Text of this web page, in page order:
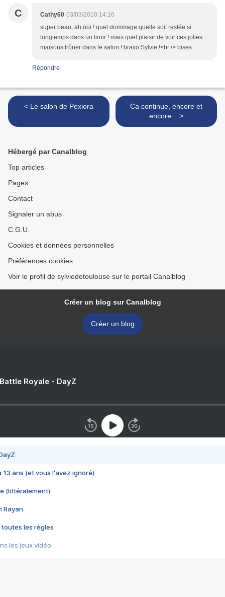
C Cathy60 03/03/2010 14:16
super beau, ah oui ! quel dommage quelle soit restée si
longtemps dans un tiroir ! mais quel plaisir de voir ces jolies
maisons trôner dans le salon ! bravo Sylvie !<br /> bises
Répondre
< Le salon de Pexiora
Ca continue, encore et
encore... >
Hébergé par Canalblog
Top articles
Pages
Contact
Signaler un abus
C.G.U.
Cookies et données personnelles
Préférences cookies
Voir le profil de sylviedetoulouse sur le portail Canalblog
Créer un blog sur Canalblog
Créer un blog
Royale - DayZ
13 ans (et vous l'avez ignoré)
(littéralement)
Rayan
toutes les règles
les jeux vidéo